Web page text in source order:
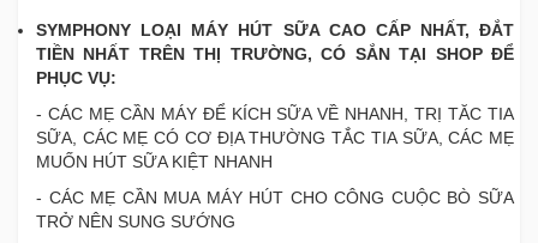
SYMPHONY LOẠI MÁY HÚT SỮA CAO CẤP NHẤT, ĐẮT
TIỀN NHẤT TRÊN THỊ TRƯỜNG, CÓ SẮN TẠI SHOP ĐỂ
PHỤC VỤ:
- CÁC MẸ CẦN MÁY ĐỂ KÍCH SỮA VỀ NHANH, TRỊ TĂC TIA
SỮA, CÁC MẸ CÓ CƠ ĐỊA THƯỜNG TẮC TIA SỮA, CÁC MẸ
MUỐN HÚT SỮA KIỆT NHANH
- CÁC MẸ CẦN MUA MÁY HÚT CHO CÔNG CUỘC BÒ SỮA
TRỞ NÊN SUNG SƯỚNG